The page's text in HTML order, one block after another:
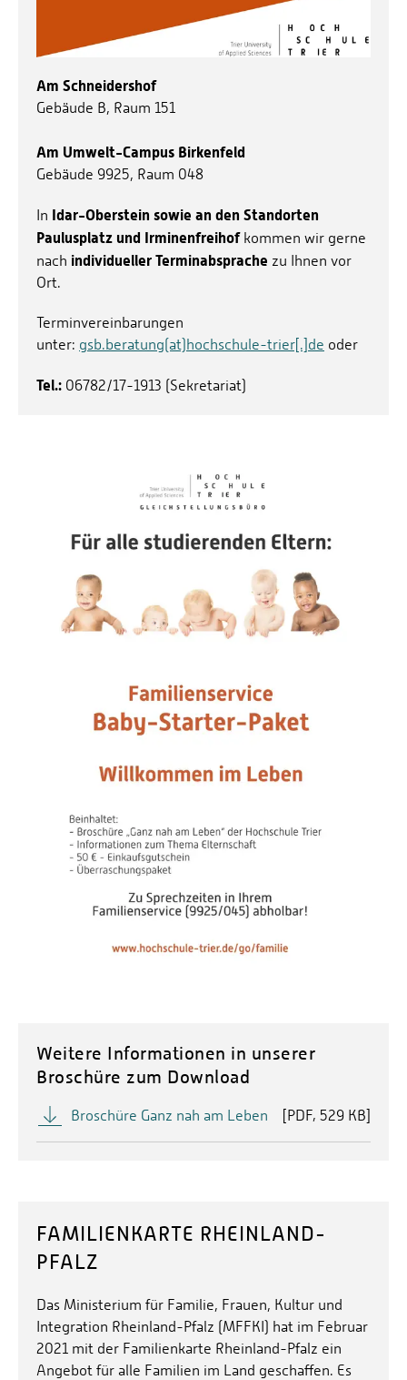
Am Schneidershof
Gebäude B, Raum 151
Am Umwelt-Campus Birkenfeld
Gebäude 9925, Raum 048
In Idar-Oberstein sowie an den Standorten
Paulusplatz und Irminenfreihofkommen wir gerne
nach individueller Terminabsprache zu Ihnen vor
Ort.
Terminvereinbarungen
unter: gsb.beratung(at)hochschule-trier[.]de oder
Tel.: 06782/17-1913 (Sekretariat)
Weitere Informationen in unserer
Broschüre zum Download
Broschüre Ganz nah am Leben [PDF 529 KB]
FAMILIENKARTE RHEINLAND-
PFALZ
Das Ministerium für Familie, Frauen, Kultur und
Integration Rheinland-Pfalz (MFFKI) hat im Februar
2021 mit der Familienkarte Rheinland-Pfalz ein
Angebot für alle Familien im Land geschaffen. Es